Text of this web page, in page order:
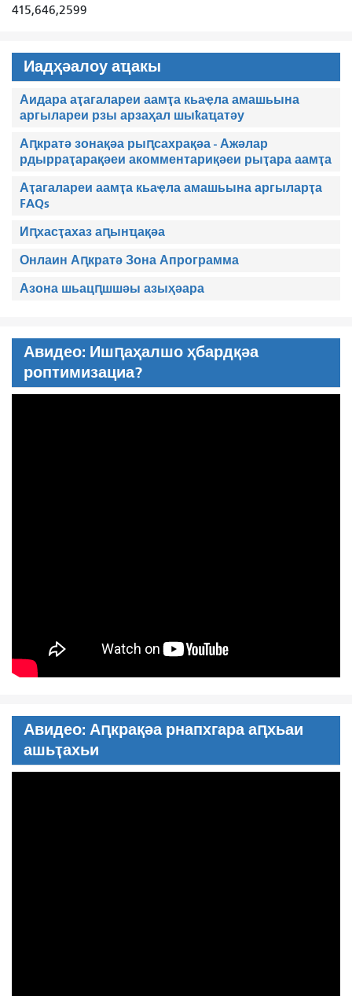
415,646,2599
Иадҳәалоу аҵакы
Аидара аҭагалареи аамҭа кьаҿла амашьына
аргылареи рзы арзаҳал шыҟаҵатәу
Аԥкратә зонақәа рыԥсахрақәа - Ажәлар
рдырраҭарақәеи акомментариқәеи рыҭара аамҭа
Аҭагалареи аамҭа кьаҿла амашьына аргыларҭа
FAQs
Иԥхасҭахаз аԥынҵақәа
Онлаин Аԥкратә Зона Апрограмма
Азона шьацԥшшәы азыҳәара
Авидео: Ишԥаҳалшо ҳбардқәа
роптимизациа?
Авидео: Аԥкрақәа рнапхгара аԥхьаи
ашьҭахьи